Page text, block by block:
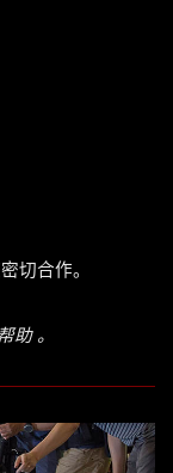
切合作。
助 。